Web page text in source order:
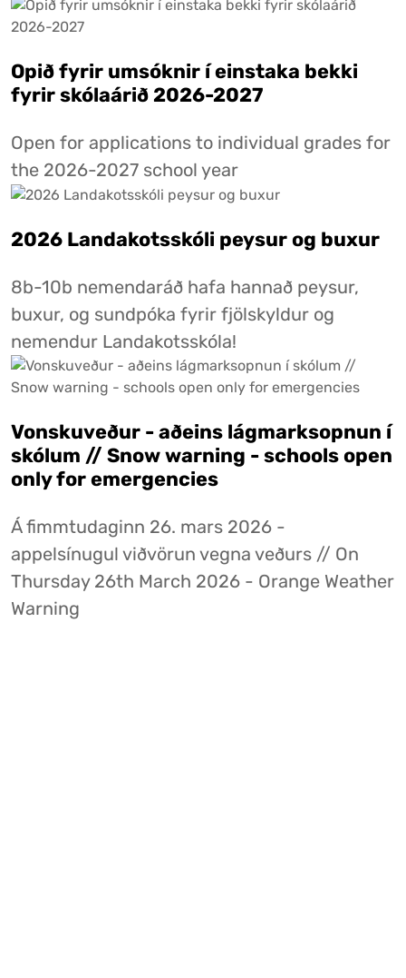
Opið fyrir umsóknir í einstaka bekki
fyrir skólaárið 2026-2027
Open for applications to individual grades for
the 2026-2027 school year
2026 Landakotsskóli peysur og buxur
8b-10b nemendaráð hafa hannað peysur,
buxur, og sundpóka fyrir fjölskyldur og
nemendur Landakotsskóla!
Vonskuveður - aðeins lágmarksopnun í
skólum // Snow warning - schools open
only for emergencies
Á fimmtudaginn 26. mars 2026 -
appelsínugul viðvörun vegna veðurs // On
Thursday 26th March 2026 - Orange Weather
Warning